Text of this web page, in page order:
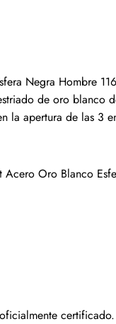
Negra Hombre
de oro blanco
la apertura de las 3
Oro Blanco
certificado.